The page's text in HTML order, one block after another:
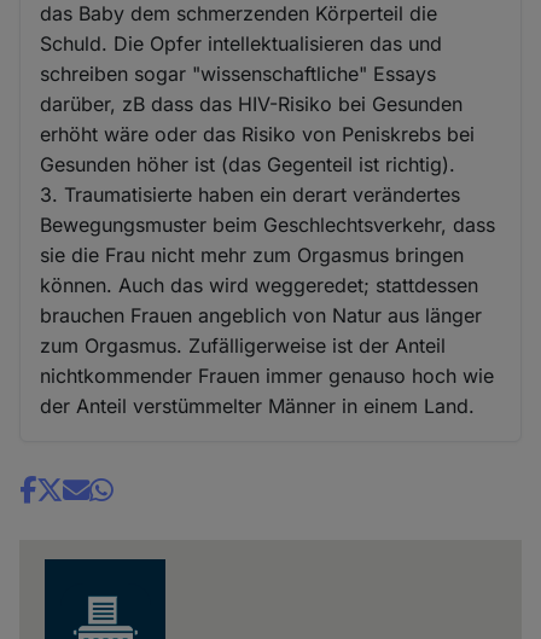
das Baby dem schmerzenden Körperteil die
Schuld. Die Opfer intellektualisieren das und
schreiben sogar "wissenschaftliche" Essays
darüber, zB dass das HIV-Risiko bei Gesunden
erhöht wäre oder das Risiko von Peniskrebs bei
Gesunden höher ist (das Gegenteil ist richtig).
3. Traumatisierte haben ein derart verändertes
Bewegungsmuster beim Geschlechtsverkehr, dass
sie die Frau nicht mehr zum Orgasmus bringen
können. Auch das wird weggeredet; stattdessen
brauchen Frauen angeblich von Natur aus länger
zum Orgasmus. Zufälligerweise ist der Anteil
nichtkommender Frauen immer genauso hoch wie
der Anteil verstümmelter Männer in einem Land.
Share